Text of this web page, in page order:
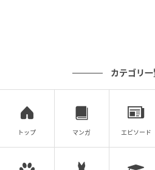
カテゴリ一
トップ マンガ エピソード